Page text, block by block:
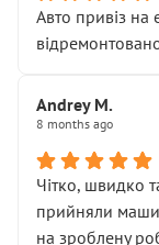
Я — клієнт,
Хотілося б
• прозорості в
• реальної
На жаль,
Стосовно
Авто привіз на
Andrey M.
8 months ago
Чітко, швидко
прийняли
на зроблену